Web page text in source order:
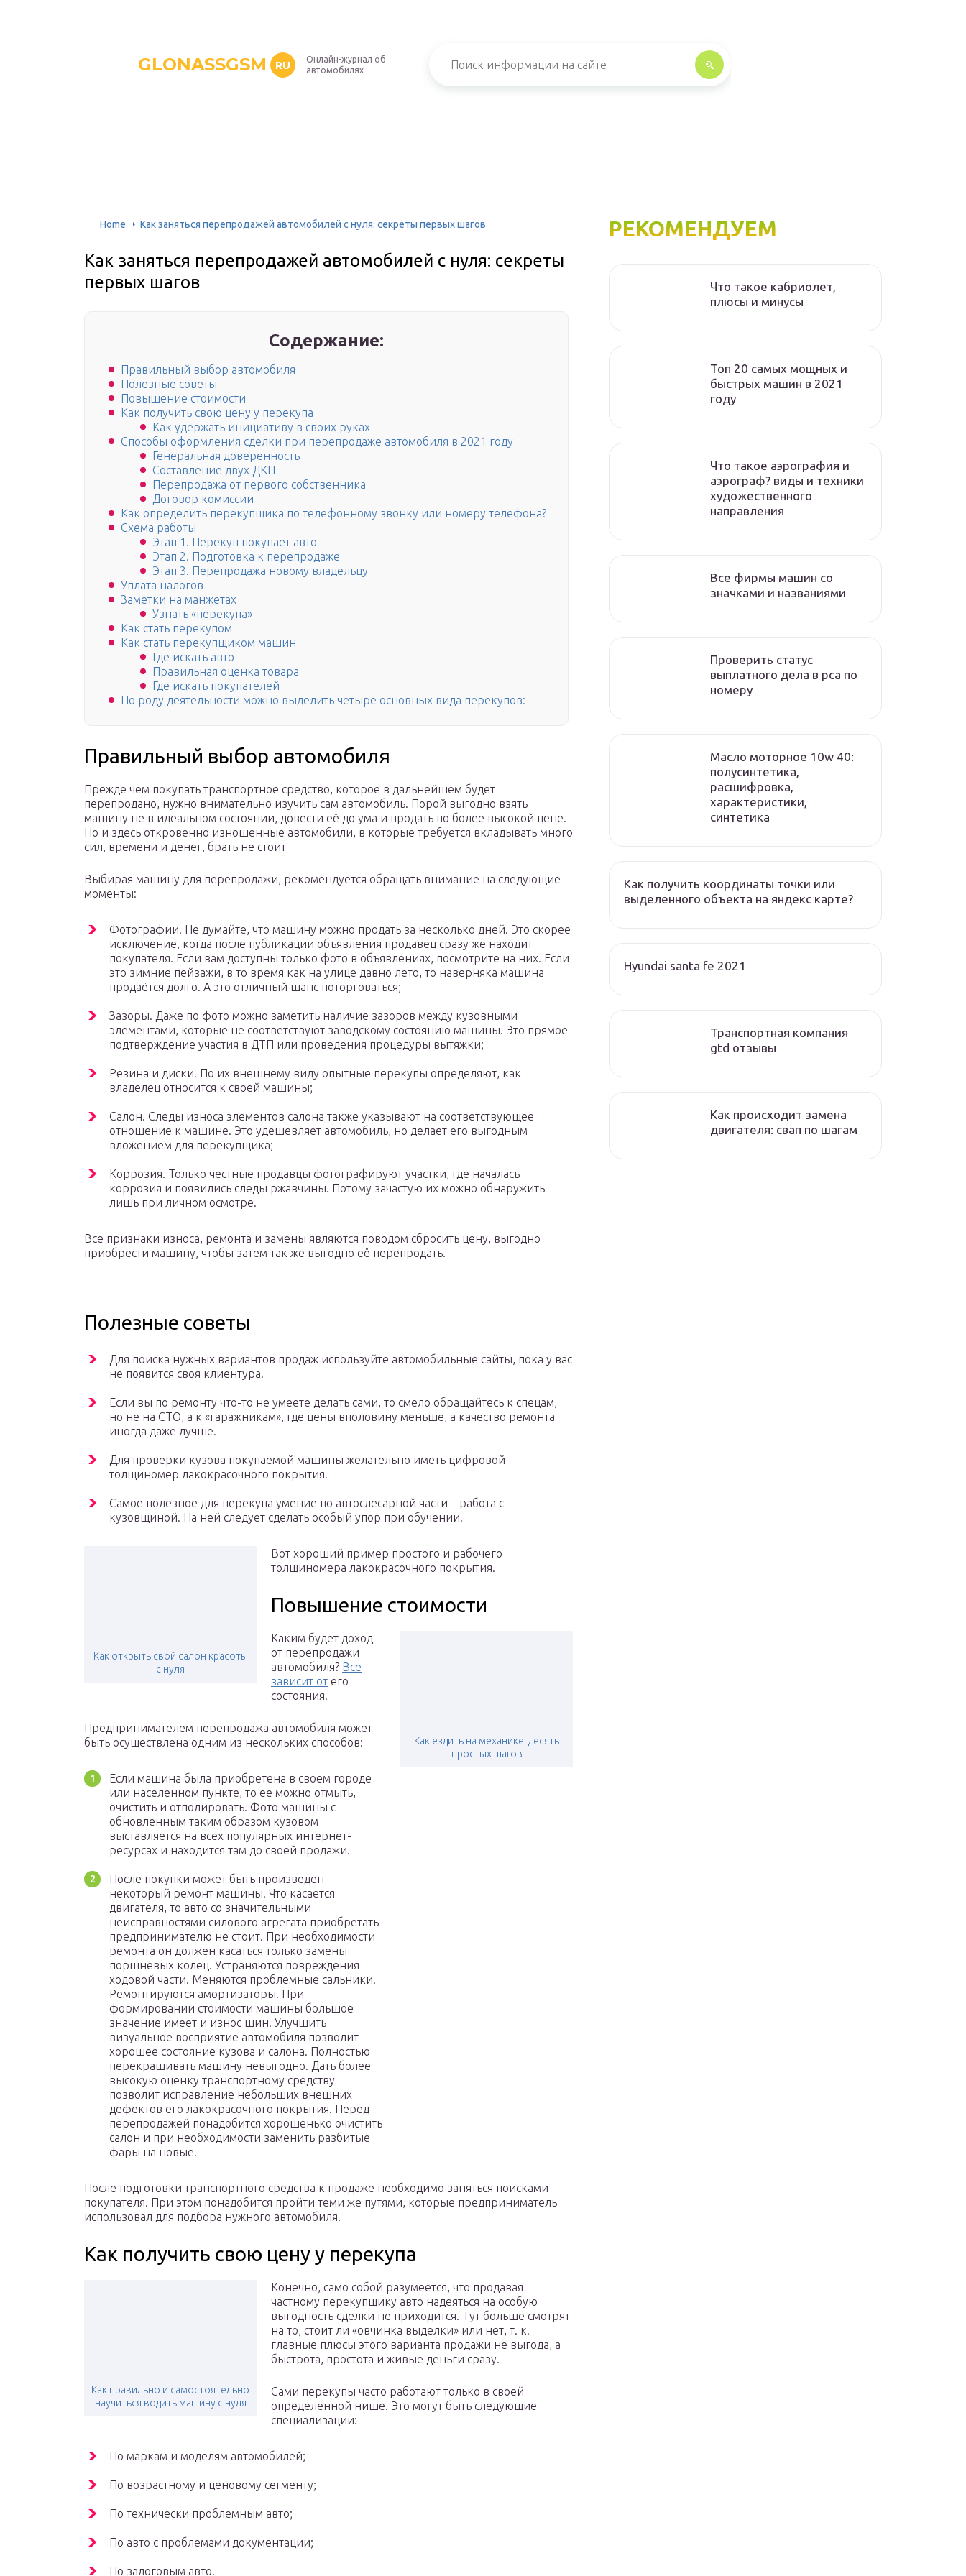
GLONASSGSM RU
Онлайн-журнал об
автомобилях
Home Как заняться перепродажей автомобилей с нуля: секреты первых шагов
Как заняться перепродажей автомобилей с нуля: секреты
первых шагов
Содержание:
Правильный выбор автомобиля
Полезные советы
Повышение стоимости
Как получить свою цену у перекупа
Как удержать инициативу в своих руках
Способы оформления сделки при перепродаже автомобиля в 2021 году
Генеральная доверенность
Составление двух ДКП
Перепродажа от первого собственника
Договор комиссии
Как определить перекупщика по телефонному звонку или номеру телефона?
Схема работы
Этап 1. Перекуп покупает авто
Этап 2. Подготовка к перепродаже
Этап 3. Перепродажа новому владельцу
Уплата налогов
Заметки на манжетах
Узнать «перекупа»
Как стать перекупом
Как стать перекупщиком машин
Где искать авто
Правильная оценка товара
Где искать покупателей
По роду деятельности можно выделить четыре основных вида перекупов:
Правильный выбор автомобиля
Прежде чем покупать транспортное средство, которое в дальнейшем будет
перепродано, нужно внимательно изучить сам автомобиль. Порой выгодно взять
машину не в идеальном состоянии, довести её до ума и продать по более высокой цене.
Но и здесь откровенно изношенные автомобили, в которые требуется вкладывать много
сил, времени и денег, брать не стоит
Выбирая машину для перепродажи, рекомендуется обращать внимание на следующие
моменты:
Фотографии. Не думайте, что машину можно продать за несколько дней. Это скорее
исключение, когда после публикации объявления продавец сразу же находит
покупателя. Если вам доступны только фото в объявлениях, посмотрите на них. Если
это зимние пейзажи, в то время как на улице давно лето, то наверняка машина
продаётся долго. А это отличный шанс поторговаться;
Зазоры. Даже по фото можно заметить наличие зазоров между кузовными
элементами, которые не соответствуют заводскому состоянию машины. Это прямое
подтверждение участия в ДТП или проведения процедуры вытяжки;
Резина и диски. По их внешнему виду опытные перекупы определяют, как
владелец относится к своей машины;
Салон. Следы износа элементов салона также указывают на соответствующее
отношение к машине. Это удешевляет автомобиль, но делает его выгодным
вложением для перекупщика;
Коррозия. Только честные продавцы фотографируют участки, где началась
коррозия и появились следы ржавчины. Потому зачастую их можно обнаружить
лишь при личном осмотре.
Все признаки износа, ремонта и замены являются поводом сбросить цену, выгодно
приобрести машину, чтобы затем так же выгодно её перепродать.
Полезные советы
Для поиска нужных вариантов продаж используйте автомобильные сайты, пока у вас
не появится своя клиентура.
Если вы по ремонту что-то не умеете делать сами, то смело обращайтесь к спецам,
но не на СТО, а к «гаражникам», где цены вполовину меньше, а качество ремонта
иногда даже лучше.
Для проверки кузова покупаемой машины желательно иметь цифровой
толщиномер лакокрасочного покрытия.
Самое полезное для перекупа умение по автослесарной части – работа с
кузовщиной. На ней следует сделать особый упор при обучении.
Как открыть свой салон красоты
с нуля
Вот хороший пример простого и рабочего
толщиномера лакокрасочного покрытия.
Повышение стоимости
Как ездить на механике: десять
простых шагов
Каким будет доход
от перепродажи
автомобиля? Все
зависит от его
состояния.
Предпринимателем перепродажа автомобиля может
быть осуществлена одним из нескольких способов:
Если машина была приобретена в своем городе
или населенном пункте, то ее можно отмыть,
очистить и отполировать. Фото машины с
обновленным таким образом кузовом
выставляется на всех популярных интернет-
ресурсах и находится там до своей продажи.
После покупки может быть произведен
некоторый ремонт машины. Что касается
двигателя, то авто со значительными
неисправностями силового агрегата приобретать
предпринимателю не стоит. При необходимости
ремонта он должен касаться только замены
поршневых колец. Устраняются повреждения
ходовой части. Меняются проблемные сальники.
Ремонтируются амортизаторы. При
формировании стоимости машины большое
значение имеет и износ шин. Улучшить
визуальное восприятие автомобиля позволит
хорошее состояние кузова и салона. Полностью
перекрашивать машину невыгодно. Дать более
высокую оценку транспортному средству
позволит исправление небольших внешних
дефектов его лакокрасочного покрытия. Перед
перепродажей понадобится хорошенько очистить
салон и при необходимости заменить разбитые
фары на новые.
После подготовки транспортного средства к продаже необходимо заняться поисками
покупателя. При этом понадобится пройти теми же путями, которые предприниматель
использовал для подбора нужного автомобиля.
Как получить свою цену у перекупа
Как правильно и самостоятельно
научиться водить машину с нуля
Конечно, само собой разумеется, что продавая
частному перекупщику авто надеяться на особую
выгодность сделки не приходится. Тут больше смотрят
на то, стоит ли «овчинка выделки» или нет, т. к.
главные плюсы этого варианта продажи не выгода, а
быстрота, простота и живые деньги сразу.
Сами перекупы часто работают только в своей
определенной нише. Это могут быть следующие
специализации:
По маркам и моделям автомобилей;
По возрастному и ценовому сегменту;
По технически проблемным авто;
По авто с проблемами документации;
По залоговым авто.
РЕКОМЕНДУЕМ
Что такое кабриолет,
плюсы и минусы
Топ 20 самых мощных и
быстрых машин в 2021
году
Что такое аэрография и
аэрограф? виды и техники
художественного
направления
Все фирмы машин со
значками и названиями
Проверить статус
выплатного дела в рса по
номеру
Масло моторное 10w 40:
полусинтетика,
расшифровка,
характеристики,
синтетика
Как получить координаты точки или
выделенного объекта на яндекс карте?
Hyundai santa fe 2021
Транспортная компания
gtd отзывы
Как происходит замена
двигателя: свап по шагам